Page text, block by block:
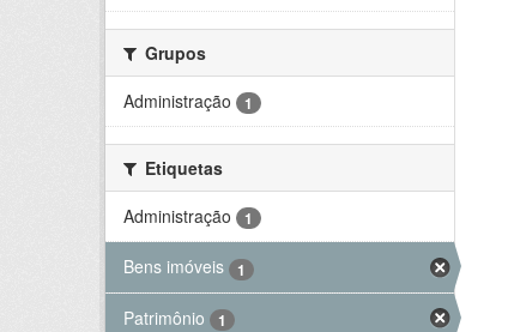
Grupos
Administração
1
Etiquetas
Administração
1
Bens imóveis 1
Patrimônio 1